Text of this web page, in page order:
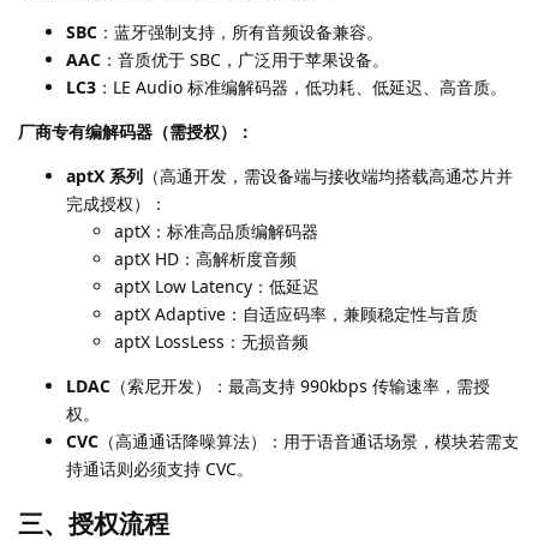
SBC ：蓝牙强制支持，所有音频设备兼容。
AAC ：音质优于 SBC，广泛用于苹果设备。
LC3 ：LE Audio 标准编解码器，低功耗、低延迟、高音质。
厂商专有编解码器（需授权）：
aptX 系列 （高通开发，需设备端与接收端均搭载高通芯片并
完成授权）：
aptX：标准高品质编解码器
aptX HD：高解析度音频
aptX Low Latency：低延迟
aptX Adaptive：自适应码率，兼顾稳定性与音质
aptX LossLess：无损音频
LDAC （索尼开发）：最高支持 990kbps 传输速率，需授
权。
CVC （高通通话降噪算法）：用于语音通话场景，模块若需支
持通话则必须支持 CVC。
三、授权流程